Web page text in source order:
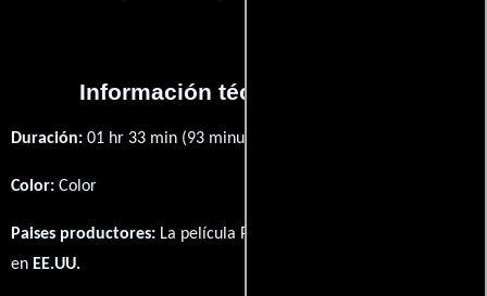
Información técnica y general
Duración: 01 hr 33 min (93 minutos) .
Color: Color
Paises productores: La película Precious Victims fué producida
en EE.UU.